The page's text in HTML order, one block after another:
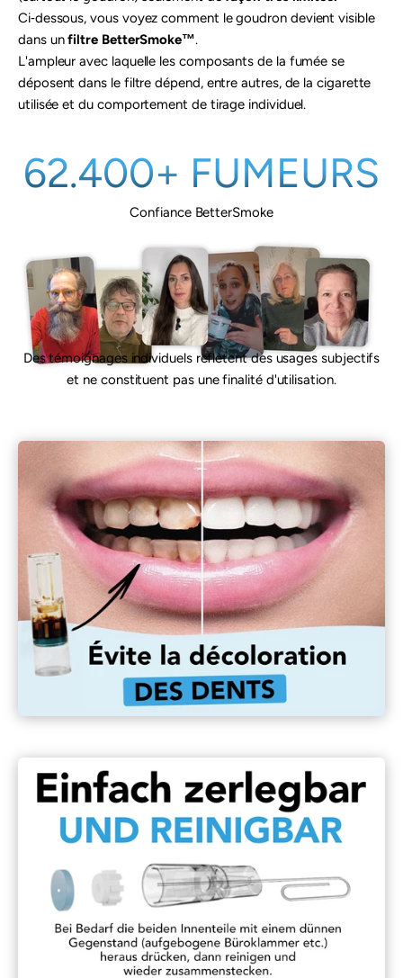
Ci‑dessous, vous voyez comment le goudron devient visible
dans unfiltre BetterSmoke™.
L'ampleur avec laquelle les composants de la fumée se
déposent dans le filtre dépend, entre autres, de la cigarette
utilisée et du comportement de tirage individuel.
62.400+ FUMEURS
Confiance BetterSmoke
Des témoignages individuels reflètent des usages subjectifs
et ne constituent pas une finalité d'utilisation.